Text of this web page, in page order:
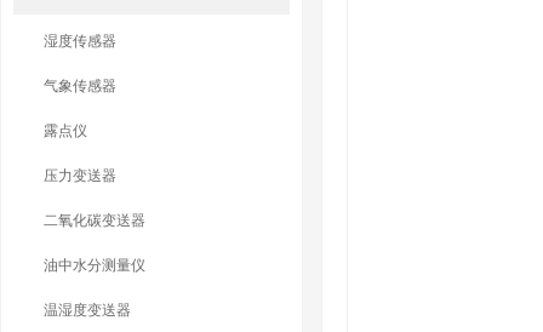
湿度传感器
气象传感器
露点仪
压力变送器
二氧化碳变送器
油中水分测量仪
温湿度变送器